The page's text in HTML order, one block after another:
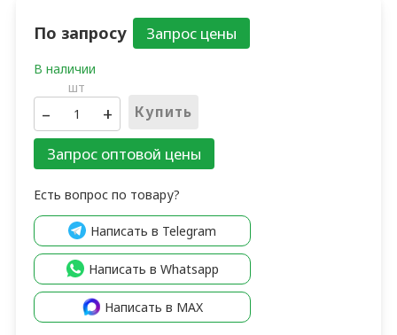
По запросу
шт
– + Купить
Запрос оптовой цены
Есть вопрос по товару?
Написать в Telegram
Написать в Whatsapp
Написать в MAX